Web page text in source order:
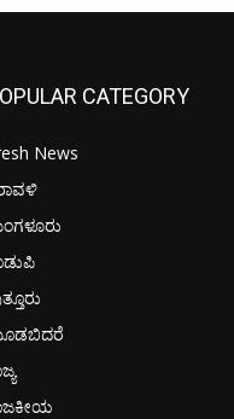
CATEGORY
News